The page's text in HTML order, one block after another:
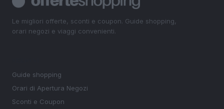
Le migliori offerte, sconti e coupon. Guide shopping,
orari negozi e viaggi convenienti.
Guide shopping
Orari di Apertura Negozi
Sconti e Coupon